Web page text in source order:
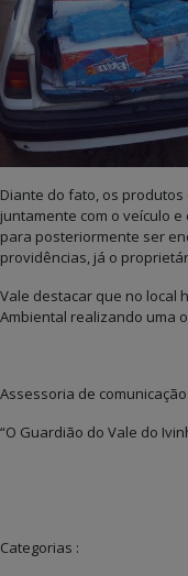
Diante do fato, os
juntamente com o veículo
para posteriormente ser
providências, já o
Vale destacar que no local
Ambiental realizando uma
Assessoria de comunicação
“O Guardião do Vale do
Categorias :